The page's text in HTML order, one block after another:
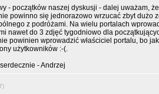
- początków naszej dyskusji - dalej uważam,
powinno się jednorazowo wrzucać zbyt dużo
z podróżami. Na wielu portalach
nawet do 3 zdjęć tygodniowo dla
powinien wprowadzić właściciel portalu, bo
użytkowników :-(.
- Andrzej